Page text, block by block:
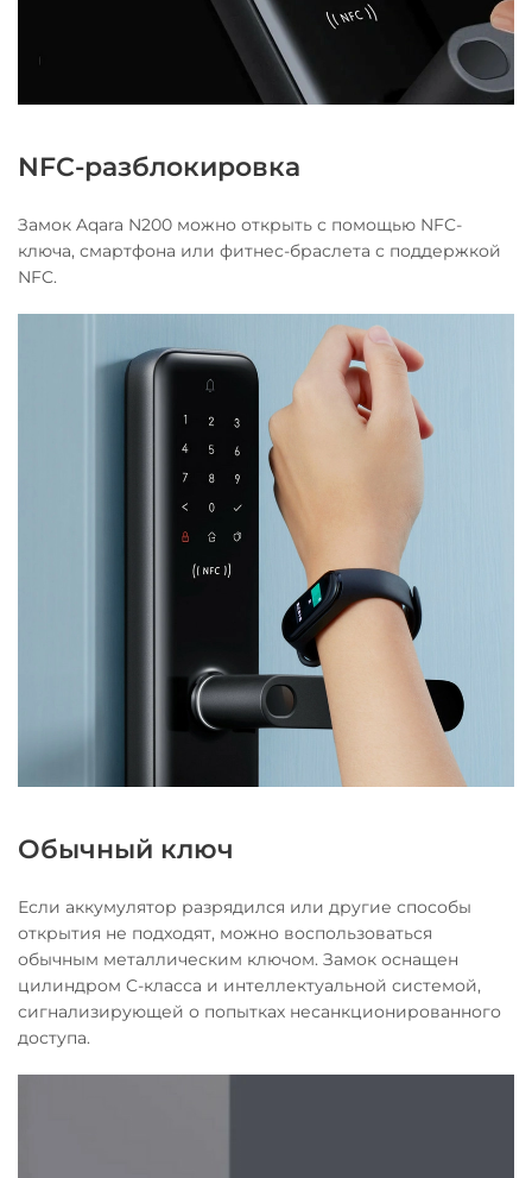
NFC-разблокировка
Замок Aqara N200 можно открыть с помощью NFC-
ключа, смартфона или фитнес-браслета с поддержкой
NFC.
Обычный ключ
Если аккумулятор разрядился или другие способы
открытия не подходят, можно воспользоваться
обычным металлическим ключом. Замок оснащен
цилиндром C-класса и интеллектуальной системой,
сигнализирующей о попытках несанкционированного
доступа.